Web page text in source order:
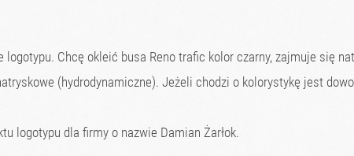
Chcę okleić busa Reno trafic kolor czarny, zajmuje się
(hydrodynamiczne). Jeżeli chodzi o kolorystykę jest
logotypu dla firmy o nazwie Damian Żarłok.